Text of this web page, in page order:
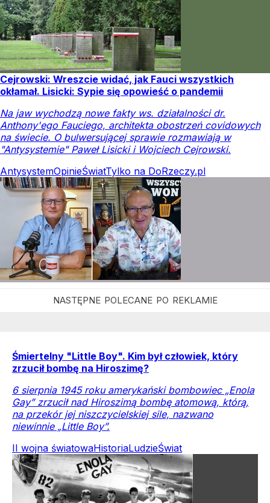
Cejrowski: Wreszcie widać, jak Fauci wszystkich
okłamał. Lisicki: Sypie się opowieść o pandemii
Na jaw wychodzą nowe fakty ws. działalności dr.
Anthony'ego Fauciego, architekta obostrzeń covidowych
na świecie. O bulwersującej sprawie rozmawiają w
"Antysystemie" Paweł Lisicki i Wojciech Cejrowski.
AntysystemOpinieŚwiatTylko na DoRzeczy.pl
Śmiertelny "Little Boy". Kim był człowiek, który
zrzucił bombę na Hiroszimę?
6 sierpnia 1945 roku amerykański bombowiec „Enola
Gay” zrzucił nad Hiroszimą bombę atomową, którą,
na przekór jej niszczycielskiej sile, nazwano
niewinnie „Little Boy”.
II wojna światowaHistoriaLudzieŚwiat